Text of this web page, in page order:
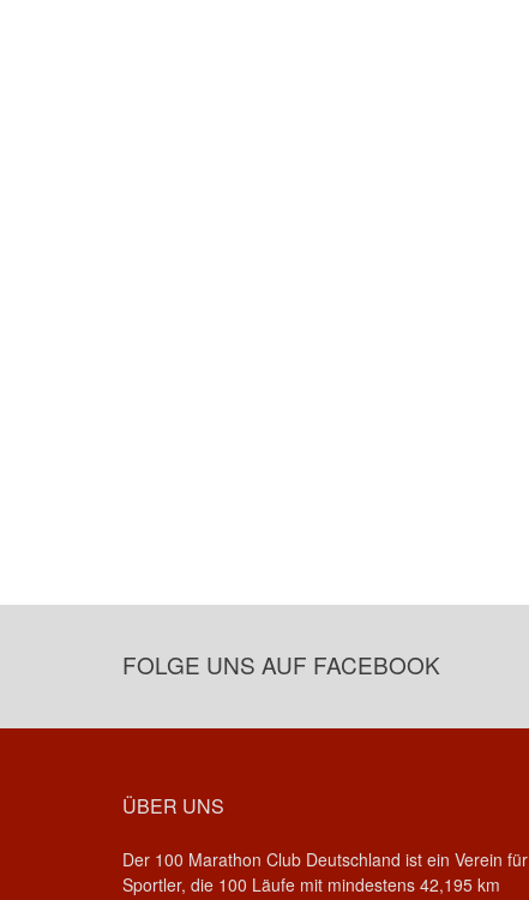
FOLGE UNS AUF FACEBOOK
ÜBER UNS
Der 100 Marathon Club Deutschland ist ein Verein für
Sportler, die 100 Läufe mit mindestens 42,195 km